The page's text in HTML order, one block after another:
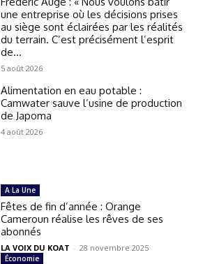
une entreprise où les décisions prises
au siège sont éclairées par les réalités
du terrain. C’est précisément l’esprit
de...
5 août 2026
Alimentation en eau potable :
Camwater sauve l’usine de production
de Japoma
4 août 2026
A La Une
Fêtes de fin d’année : Orange
Cameroun réalise les rêves de ses
abonnés
LA VOIX DU KOAT - 28 novembre 2025
Économie